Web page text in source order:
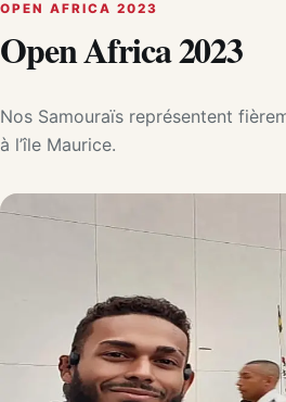
OPEN AFRICA 2023
Open Africa 2023
Nos Samouraïs représentent
à l’île Maurice.